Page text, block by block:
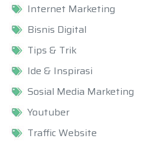
Internet Marketing
Bisnis Digital
Tips & Trik
Ide & Inspirasi
Sosial Media Marketing
Youtuber
Traffic Website